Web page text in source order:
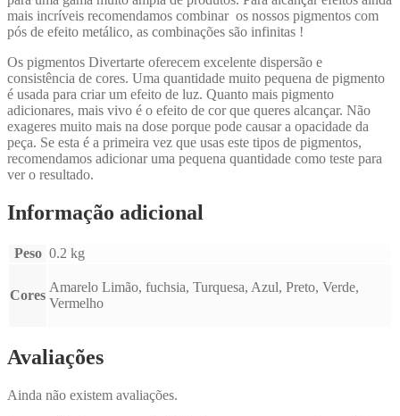
mais incríveis recomendamos combinar os nossos pigmentos com
pós de efeito metálico, as combinações são infinitas !
Os pigmentos Divertarte oferecem excelente dispersão e
consistência de cores. Uma quantidade muito pequena de pigmento
é usada para criar um efeito de luz. Quanto mais pigmento
adicionares, mais vivo é o efeito de cor que queres alcançar. Não
exageres muito mais na dose porque pode causar a opacidade da
peça. Se esta é a primeira vez que usas este tipos de pigmentos,
recomendamos adicionar uma pequena quantidade como teste para
ver o resultado.
Informação adicional
Peso 0.2 kg
Cores
Amarelo Limão, fuchsia, Turquesa, Azul, Preto, Verde,
Vermelho
Avaliações
Ainda não existem avaliações.